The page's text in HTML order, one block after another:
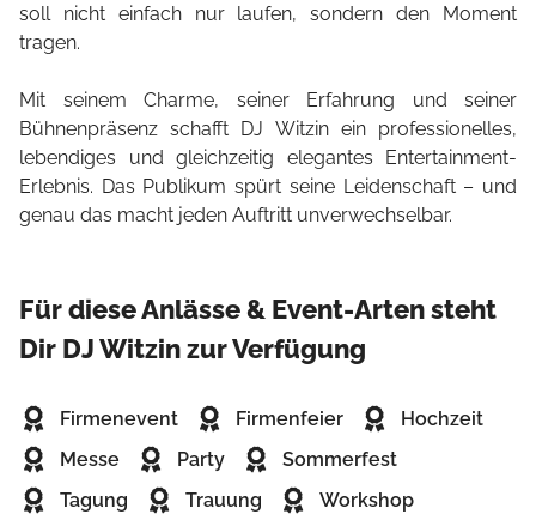
soll nicht einfach nur laufen, sondern den Moment
tragen.
Mit seinem Charme, seiner Erfahrung und seiner
Bühnenpräsenz schafft DJ Witzin ein professionelles,
lebendiges und gleichzeitig elegantes Entertainment-
Erlebnis. Das Publikum spürt seine Leidenschaft – und
genau das macht jeden Auftritt unverwechselbar.
Für diese Anlässe & Event-Arten steht
Dir DJ Witzin zur Verfügung
Firmenevent Firmenfeier
Hochzeit
Messe
Party
Sommerfest
Tagung
Trauung Workshop